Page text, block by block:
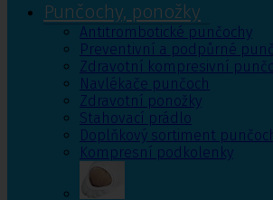
Punčochy, ponožky
Antitrombotické punčochy
Preventivní a podpůrné
Zdravotní kompresivní
Navlékače punčoch
Zdravotní ponožky
Stahovací prádlo
Doplňkový sortiment
Kompresní podkolenky